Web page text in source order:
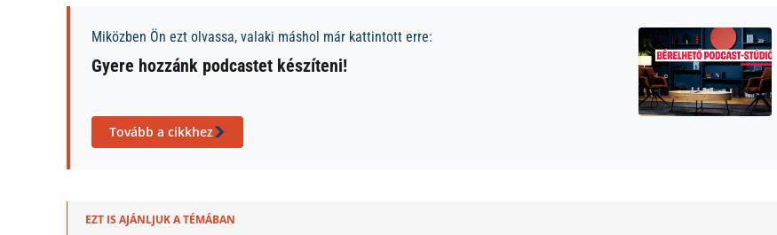
Miközben Ön ezt olvassa, valaki máshol már kattintott erre:
Gyere hozzánk podcastet készíteni!
Tovább a cikkhez
EZT IS AJÁNLJUK A TÉMÁBAN